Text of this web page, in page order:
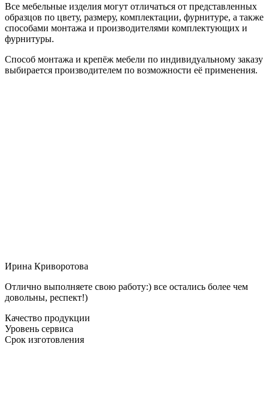
Все мебельные изделия могут отличаться от представленных
образцов по цвету, размеру, комплектации, фурнитуре, а также
способами монтажа и производителями комплектующих и
фурнитуры.
Способ монтажа и крепёж мебели по индивидуальному заказу
выбирается производителем по возможности её применения.
Ирина Криворотова
Отлично выполняете свою работу:) все остались более чем
довольны, респект!)
Качество продукции
Уровень сервиса
Срок изготовления